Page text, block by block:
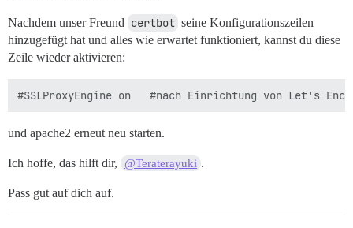
Nachdem unser Freund certbot seine Konfigurationszeilen
hinzugefügt hat und alles wie erwartet funktioniert, kannst du diese
Zeile wieder aktivieren:
und apache2 erneut neu starten.
Ich hoffe, das hilft dir, @Teraterayuki .
Pass gut auf dich auf.